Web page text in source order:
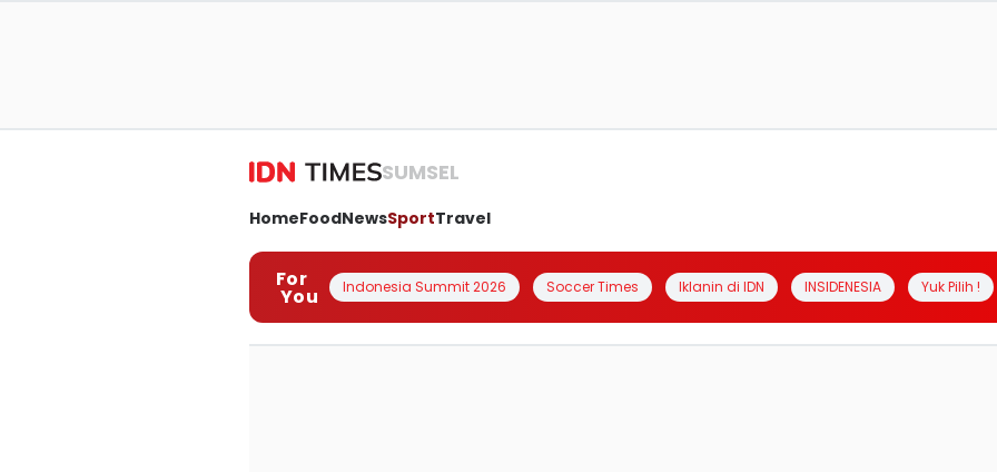
SUMSEL
HomeFoodNewsSportTravel
For
You Indonesia Summit 2026 Soccer Times Iklanin di IDN INSIDENESIA Yuk Pilih !